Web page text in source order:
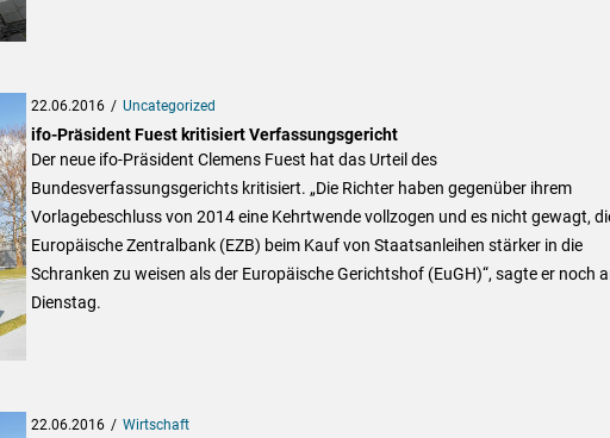
22.06.2016 Uncategorized
ifo-Präsident Fuest kritisiert Verfassungsgericht
Der neue ifo-Präsident Clemens Fuest hat das Urteil des
Bundesverfassungsgerichts kritisiert. „Die Richter haben gegenüber ihrem
Vorlagebeschluss von 2014 eine Kehrtwende vollzogen und es nicht gewagt,
Europäische Zentralbank (EZB) beim Kauf von Staatsanleihen stärker in die
Schranken zu weisen als der Europäische Gerichtshof (EuGH)“, sagte er noch
Dienstag.
22.06.2016 Wirtschaft